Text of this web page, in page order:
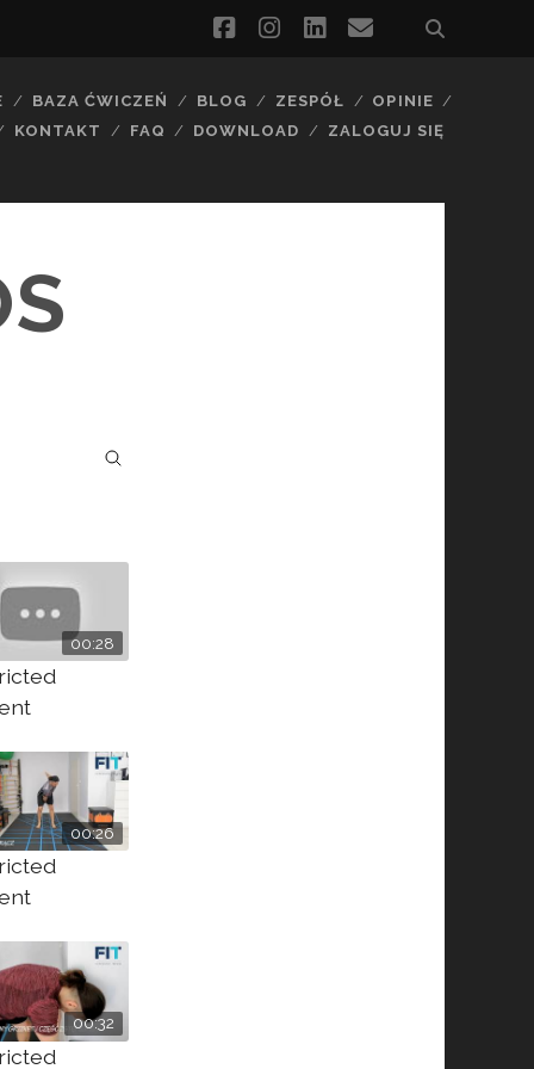
facebookinstagram
linkedinemail
BAZA ĆWICZEŃ BLOG ZESPÓŁ
OPINIE
KONTAKT FAQ DOWNLOAD ZALOGUJ SIĘ
00:28
00:26
00:32